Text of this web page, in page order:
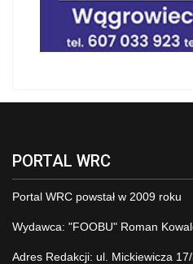
PORTAL WRC
Portal WRC powstał w 2009 roku
Wydawca: "FOOBU" Roman
Adres Redakcji: ul. Mickiewicza